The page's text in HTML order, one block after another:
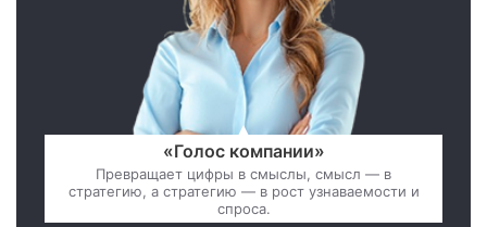
«Голос компании»
Превращает цифры в смыслы, смысл — в
стратегию, а стратегию — в рост узнаваемости и
спроса.